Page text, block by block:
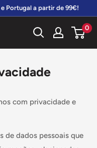
Portugal a partir de 99€!
0
com privacidade e
de dados pessoais que